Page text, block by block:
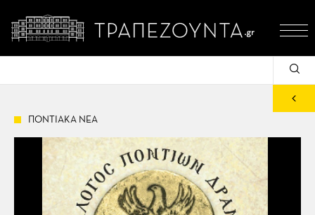
ΠΟΝΤΙΑΚΑ ΝΕΑ